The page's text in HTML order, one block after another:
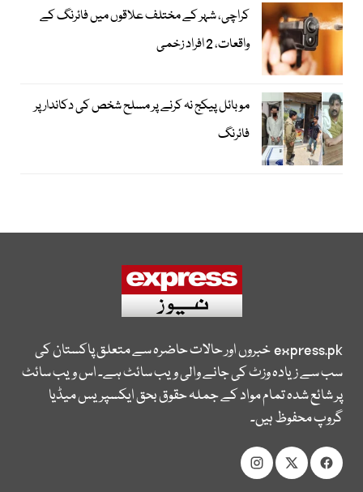
کراچی، شہر کے مختلف علاقوں میں فائرنگ کے
واقعات، 2 افراد زخمی
موبائل پیکج نہ کرنے پر مسلح شخص کی دکاندار پر
فائرنگ
express.pkخبروں اور حالات حاضرہ سے متعلق پاکستان کی
سب سے زیادہ وزٹ کی جانے والی ویب سائٹ ہے۔ اس ویب سائٹ
پر شائع شدہ تمام مواد کے جملہ حقوق بحق ایکسپریس میڈیا
گروپ محفوظ ہیں۔